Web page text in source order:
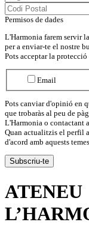
Permisos de dades
L'Harmonia farem servir
per a enviar-te el nostre
Pots acceptar la
Email
Pots canviar d'opinió en
que trobaràs al peu de
L'Harmonia o contactant
Quan actualitzis el perfil
d'acord amb aquests
ATENEU
L’